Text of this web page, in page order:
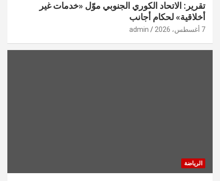
تقرير: الاتحاد الكوري الجنوبي موّل «خدمات غير
أخلاقية» لحكام أجانب
7 أغسطس، 2026 admin
الرياضة